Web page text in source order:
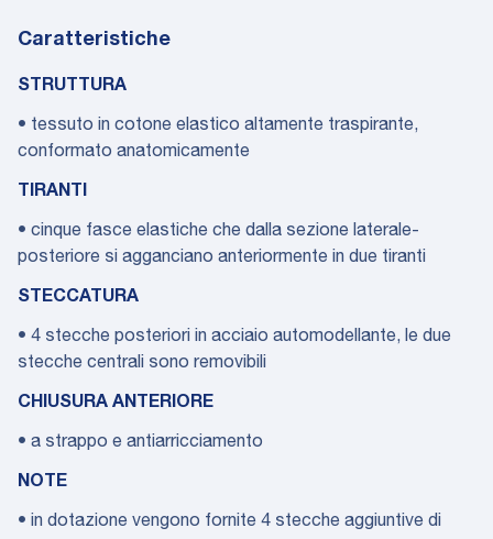
Caratteristiche
STRUTTURA
• tessuto in cotone elastico altamente traspirante,
conformato anatomicamente
TIRANTI
• cinque fasce elastiche che dalla sezione laterale-
posteriore si agganciano anteriormente in due tiranti
STECCATURA
• 4 stecche posteriori in acciaio automodellante, le due
stecche centrali sono removibili
CHIUSURA ANTERIORE
• a strappo e antiarricciamento
NOTE
• in dotazione vengono fornite 4 stecche aggiuntive di